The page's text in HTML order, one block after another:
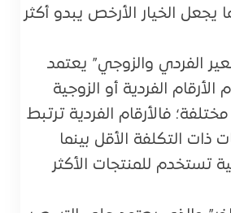
يجعل الخيار الأرخص يبدو أكثر
الفردي والزوجي” يعتمد
الفردية أو الزوجية
فالأرقام الفردية ترتبط
ذات التكلفة الأقل بينما
تستخدم للمنتجات الأكثر